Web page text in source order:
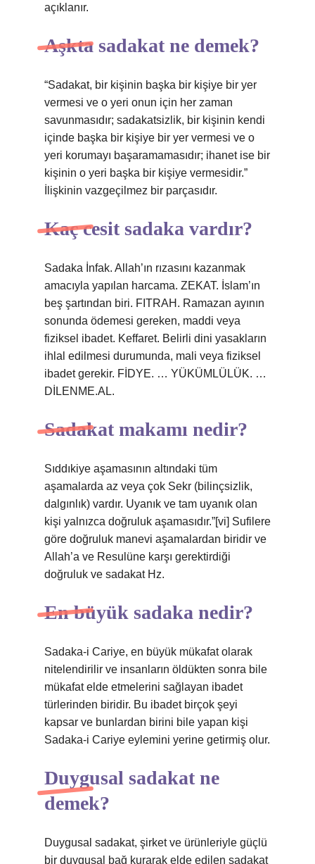
açıklanır.
Aşkta sadakat ne demek?
“Sadakat, bir kişinin başka bir kişiye bir yer
vermesi ve o yeri onun için her zaman
savunmasıdır; sadakatsizlik, bir kişinin kendi
içinde başka bir kişiye bir yer vermesi ve o
yeri korumayı başaramamasıdır; ihanet ise bir
kişinin o yeri başka bir kişiye vermesidir.”
İlişkinin vazgeçilmez bir parçasıdır.
Kaç cesit sadaka vardır?
Sadaka İnfak. Allah’ın rızasını kazanmak
amacıyla yapılan harcama. ZEKAT. İslam’ın
beş şartından biri. FITRAH. Ramazan ayının
sonunda ödemesi gereken, maddi veya
fiziksel ibadet. Keffaret. Belirli dini yasakların
ihlal edilmesi durumunda, mali veya fiziksel
ibadet gerekir. FİDYE. … YÜKÜMLÜLÜK. …
DİLENME.AL.
Sadakat makamı nedir?
Sıddıkiye aşamasının altındaki tüm
aşamalarda az veya çok Sekr (bilinçsizlik,
dalgınlık) vardır. Uyanık ve tam uyanık olan
kişi yalnızca doğruluk aşamasıdır.”[vi] Sufilere
göre doğruluk manevi aşamalardan biridir ve
Allah’a ve Resulüne karşı gerektirdiği
doğruluk ve sadakat Hz.
En büyük sadaka nedir?
Sadaka-i Cariye, en büyük mükafat olarak
nitelendirilir ve insanların öldükten sonra bile
mükafat elde etmelerini sağlayan ibadet
türlerinden biridir. Bu ibadet birçok şeyi
kapsar ve bunlardan birini bile yapan kişi
Sadaka-i Cariye eylemini yerine getirmiş olur.
Duygusal sadakat ne
demek?
Duygusal sadakat, şirket ve ürünleriyle güçlü
bir duygusal bağ kurarak elde edilen sadakat